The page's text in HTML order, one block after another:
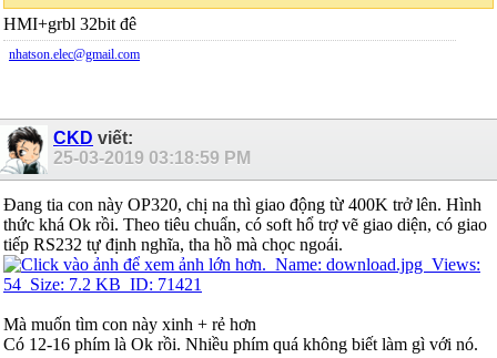
HMI+grbl 32bit đê
nhatson.elec@gmail.com
CKD viết:
25-03-2019 03:18:59 PM
Đang tia con này OP320, chị na thì giao động từ 400K trở lên. Hình
thức khá Ok rồi. Theo tiêu chuẩn, có soft hổ trợ vẽ giao diện, có giao
tiếp RS232 tự định nghĩa, tha hồ mà chọc ngoái.
Mà muốn tìm con này xinh + rẻ hơn
Có 12-16 phím là Ok rồi. Nhiều phím quá không biết làm gì với nó.